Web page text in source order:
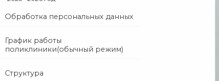
Обработка персональных данных
График работы
поликлиники(обычный режим)
Структура